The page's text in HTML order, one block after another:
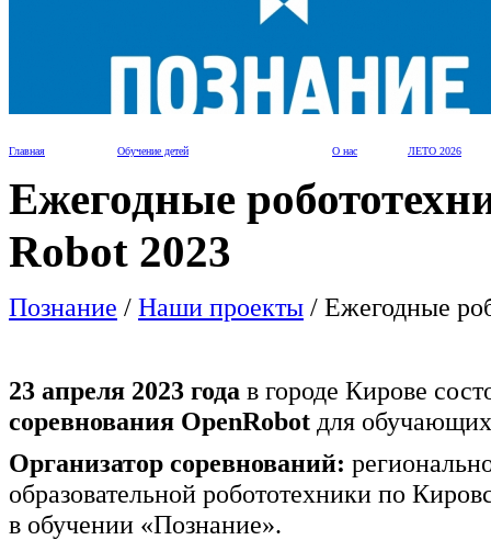
Главная Обучение детей О нас ЛЕТО 2026
Ежегодные
Robot 2023
Познание / Наши проекты / Ежегодные
23 апреля 2023 года в городе Кирове
соревнования OpenRobot для
Организатор соревнований:
образовательной робототехники по
в обучении «Познание».